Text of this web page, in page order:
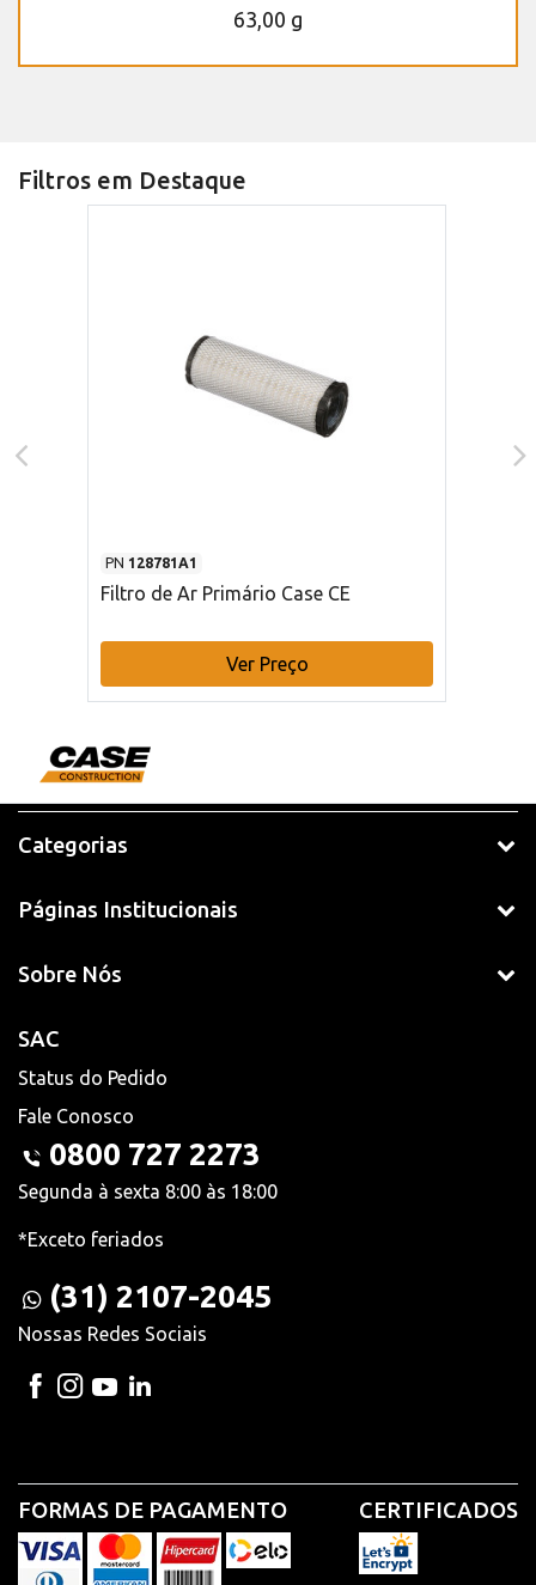
63,00 g
Filtros em Destaque
PN 128781A1
Filtro de Ar Primário Case CE
Ver Preço
Categorias
Páginas Institucionais
Sobre Nós
SAC
Status do Pedido
Fale Conosco
0800 727 2273
Segunda à sexta 8:00 às 18:00
*Exceto feriados
(31) 2107-2045
Nossas Redes Sociais
FORMAS DE PAGAMENTO CERTIFICADOS